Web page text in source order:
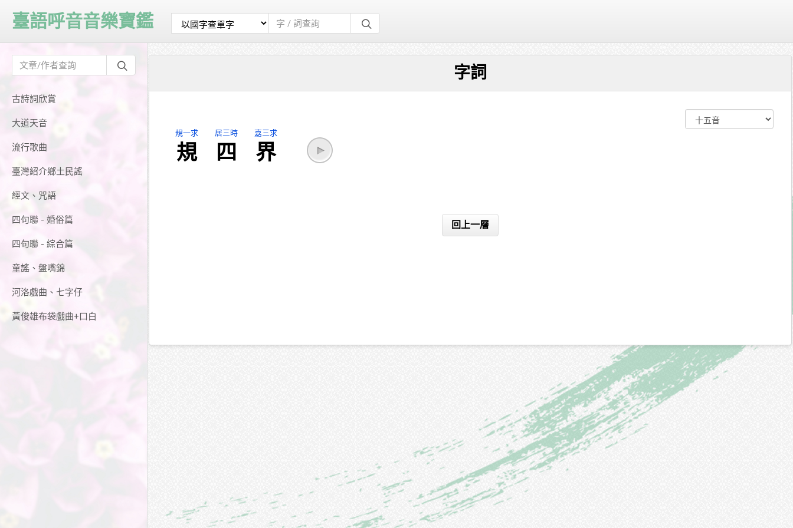
古詩詞欣賞
大道天音
流行歌曲
臺灣紹介鄉土民謠
經文、咒語
四句聯 - 婚俗篇
四句聯 - 綜合篇
童謠、盤嘴錦
河洛戲曲、七字仔
黃俊雄布袋戲曲+口白
臺語呼音音樂寶鑑
字詞
規一求
規
居三時
四
嘉三求
界
回上一層